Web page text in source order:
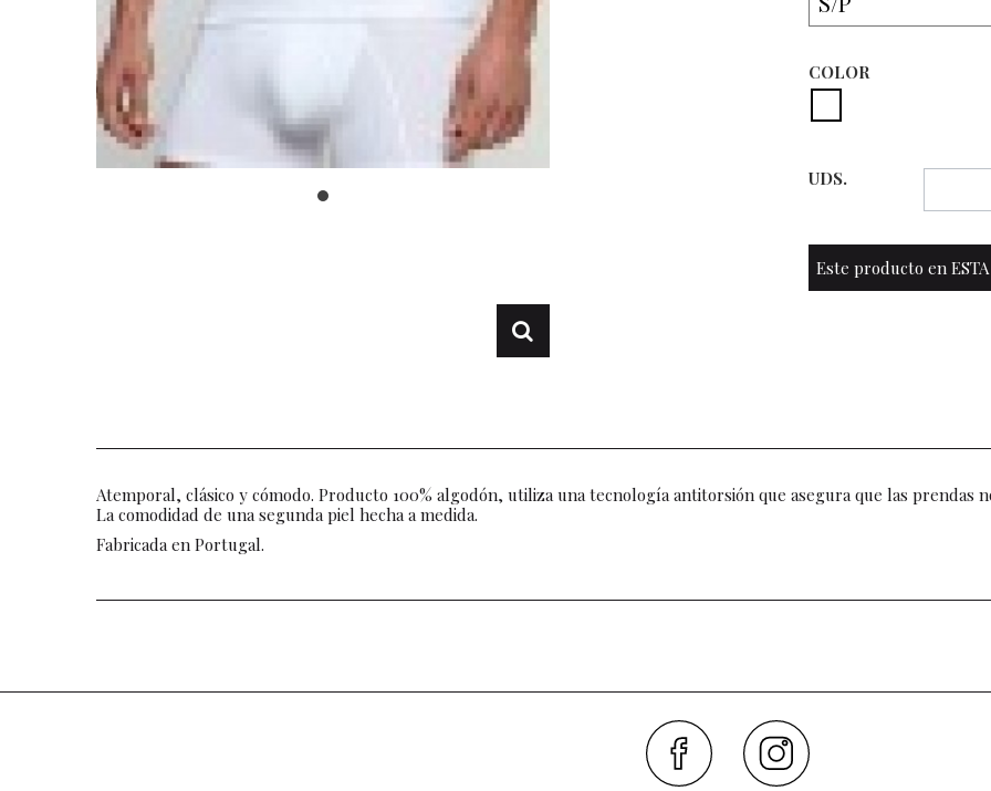
COLOR
UDS.
Este producto en
Atemporal, clásico y cómodo. Producto 100% algodón, utiliza una tecnología antitorsión que asegura que las prendas
La comodidad de una segunda piel hecha a medida.
Fabricada en Portugal.
Facebook